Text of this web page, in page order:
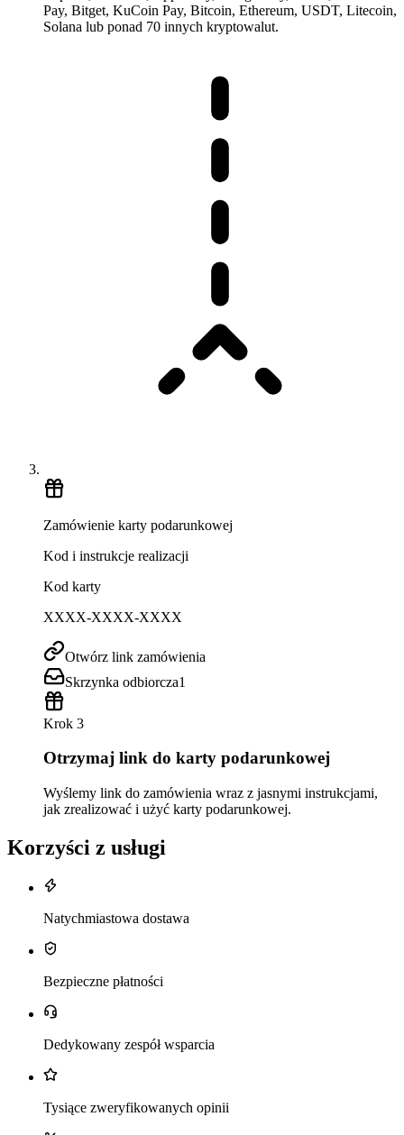
Pay, Bitget, KuCoin Pay, Bitcoin, Ethereum, USDT, Litecoin,
Solana lub ponad 70 innych kryptowalut.
Zamówienie karty podarunkowej
Kod i instrukcje realizacji
Kod karty
XXXX-XXXX-XXXX
Otwórz link zamówienia
Skrzynka odbiorcza1
Krok 3
Otrzymaj link do karty podarunkowej
Wyślemy link do zamówienia wraz z jasnymi instrukcjami,
jak zrealizować i użyć karty podarunkowej.
Korzyści z usługi
Natychmiastowa dostawa
Bezpieczne płatności
Dedykowany zespół wsparcia
Tysiące zweryfikowanych opinii